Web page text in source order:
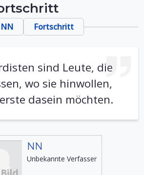
NN Fortschritt
sind Leute, die
wo sie hinwollen,
dasein möchten.
NN
Unbekannte Verfasser